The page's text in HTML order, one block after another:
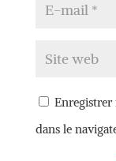
dans le